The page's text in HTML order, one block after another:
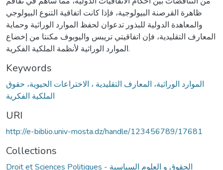
ظاهرة القرصنة البيولوجية، فإذا كانت اتفاقية التنوع البيولوجي
والمعاهدة الدولية للبذور تدعوان لحفظ الموارد الوراثية وحماية
المعارف التقليدية، فإن اتفاقيتي تريبس واليوبوف مكنتا من إخضاع
الموارد الوراثية لأنظمة الملكية الفكرية.
Keywords
الموارد الوراثية، المعارف التقليدية ، الاختراعات الحيوية، حقوق
الملكية الفكرية
URI
http://e-biblio.univ-mosta.dz/handle/123456789/17681
Collections
Droit et Sciences Politiques - الحقوق و العلوم السياسية